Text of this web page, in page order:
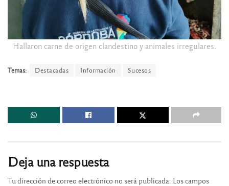
Hallaron carne de origen clandestino y animales irregulares.
Temas: Destacadas Información Sucesos
Deja una respuesta
Tu dirección de correo electrónico no será publicada. Los campos